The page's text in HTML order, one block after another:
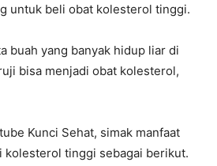
untuk beli obat kolesterol tinggi.
buah yang banyak hidup liar di
bisa menjadi obat kolesterol,
Kunci Sehat, simak manfaat
kolesterol tinggi sebagai berikut.